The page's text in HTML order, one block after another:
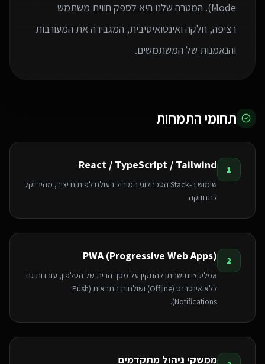
Mode). המטרה שלנו היא לספק חווית משתמש
רציפה, חלקה ואינטואיטיבית, המגבירה את המעורבות
והנאמנות של המשתמשים.
תחומי התמחות
1
React / TypeScript / Tailwind
שימוש ב-Stack הטכנולוגי המוביל בעולם לפיתוח יציב, מהיר וקל
לתחזוקה.
2
PWA (Progressive Web Apps)
אפליקציות שניתן להתקין על מסך הבית של הטלפון, עובדות גם
ללא אינטרנט (Offline) ושולחות התראות (Push
Notifications).
ממשקי ניהול מתקדמים